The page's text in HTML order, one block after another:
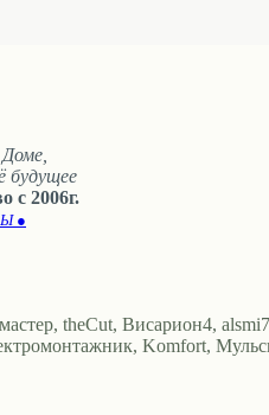
будущее
с 2006г.
●
theCut, Висариoн4,
Komfort,